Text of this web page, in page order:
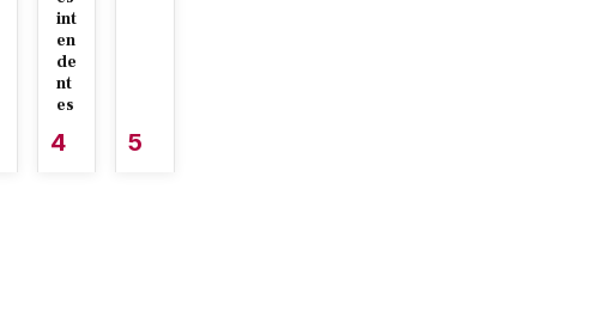
int
en
de
nt
es
4 5